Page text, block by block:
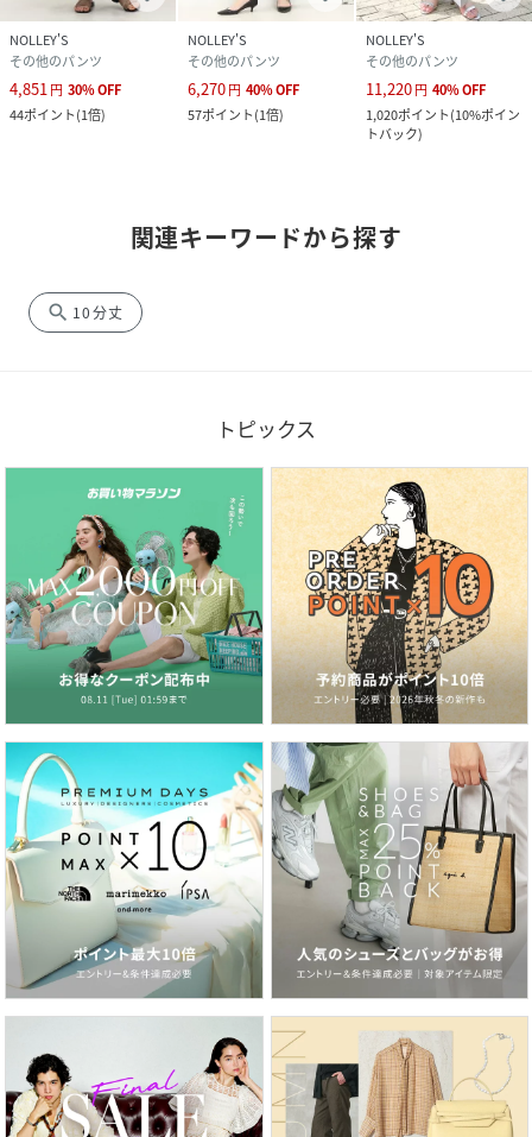
NOLLEY'S
その他のパンツ
4,851 円 30%OFF
44ポイント(1倍)
NOLLEY'S
その他のパンツ
6,270円 40%OFF
57ポイント(1倍)
NOLLEY'S
その他のパンツ
11,220円 40%OFF
1,020ポイント(10%ポイン
トバック)
関連キーワードから探す
search 10分丈
トピックス